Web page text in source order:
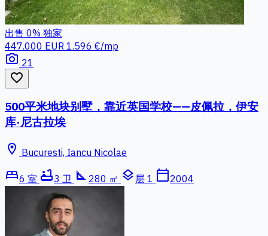
出售 0% 独家
447.000 EUR 1.596 €/mp
photo_camera 21
favorite_border
500平米地块别墅，靠近英国学校——皮佩拉，伊安
库·尼古拉埃
location_on Bucuresti, Iancu Nicolae
bed6 室 bathtub3 卫 square_foot 280 ㎡ layers 层 1 calendar_today2004